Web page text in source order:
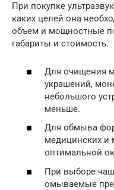
При покупке
каких целей она
объем и мощностные
габариты и стоимость.
Для очищения
украшений,
небольшого
меньше.
Для обмыва
медицинских и
оптимальной
При выборе
омываемые